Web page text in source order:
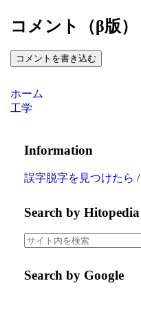
コメント（β版）
コメントを書き込む
ホーム
工学
Information
誤字脱字を見つけたら /
Search by Hitopedia
Search by Google